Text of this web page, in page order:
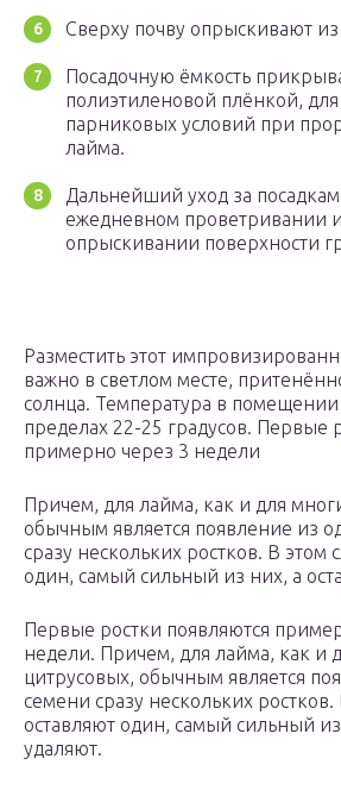
Сверху почву опрыскивают
Посадочную ёмкость
полиэтиленовой плёнкой, для
парниковых условий при
лайма.
Дальнейший уход за
ежедневном проветривании
опрыскивании поверхности
Разместить этот
важно в светлом месте,
солнца. Температура в
пределах 22-25 градусов. Первые
примерно через 3 недели
Причем, для лайма, как и для
обычным является появление из
сразу нескольких ростков. В этом
один, самый сильный из них, а
Первые ростки появляются
недели. Причем, для лайма, как и
цитрусовых, обычным является
семени сразу нескольких ростков.
оставляют один, самый сильный
удаляют.